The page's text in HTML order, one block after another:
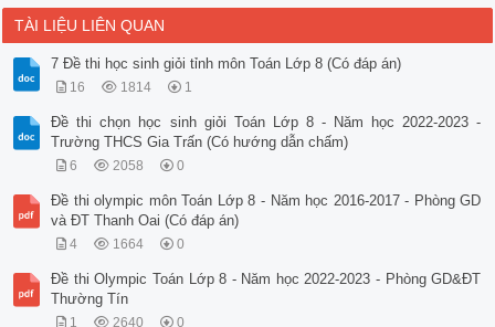
TÀI LIỆU LIÊN QUAN
7 Đề thi học sinh giỏi tỉnh môn Toán Lớp 8 (Có đáp án)
16 1814 1
Đề thi chọn học sinh giỏi Toán Lớp 8 - Năm học 2022-2023 -
Trường THCS Gia Trấn (Có hướng dẫn chấm)
6 2058 0
Đề thi olympic môn Toán Lớp 8 - Năm học 2016-2017 - Phòng GD
và ĐT Thanh Oai (Có đáp án)
4 1664 0
Đề thi Olympic Toán Lớp 8 - Năm học 2022-2023 - Phòng GD&ĐT
Thường Tín
1 2640 0